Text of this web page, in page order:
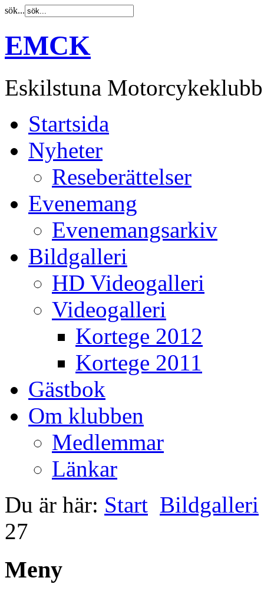
sök...
EMCK
Eskilstuna Motorcykeklubb
Startsida
Nyheter
Reseberättelser
Evenemang
Evenemangsarkiv
Bildgalleri
HD Videogalleri
Videogalleri
Kortege 2012
Kortege 2011
Gästbok
Om klubben
Medlemmar
Länkar
Du är här: Start Bildgalleri
27
Meny